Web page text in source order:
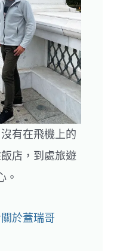
有在飛機上的
店，到處旅遊
。
關於蓋瑞哥